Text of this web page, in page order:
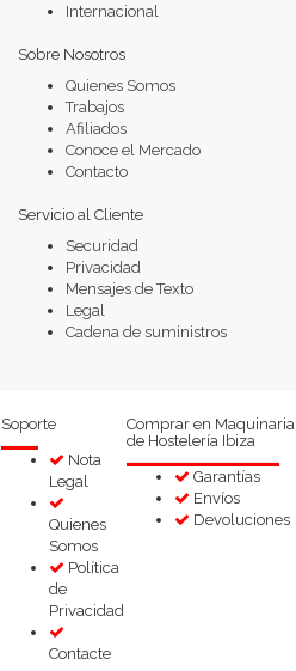
Internacional
Sobre Nosotros
Quienes Somos
Trabajos
Afiliados
Conoce el Mercado
Contacto
Servicio al Cliente
Securidad
Privacidad
Mensajes de Texto
Legal
Cadena de suministros
Soporte
Nota
Legal
Quienes
Somos
Política
de
Privacidad
Contacte
Comprar en Maquinaria
de Hostelería Ibiza
Garantías
Envíos
Devoluciones